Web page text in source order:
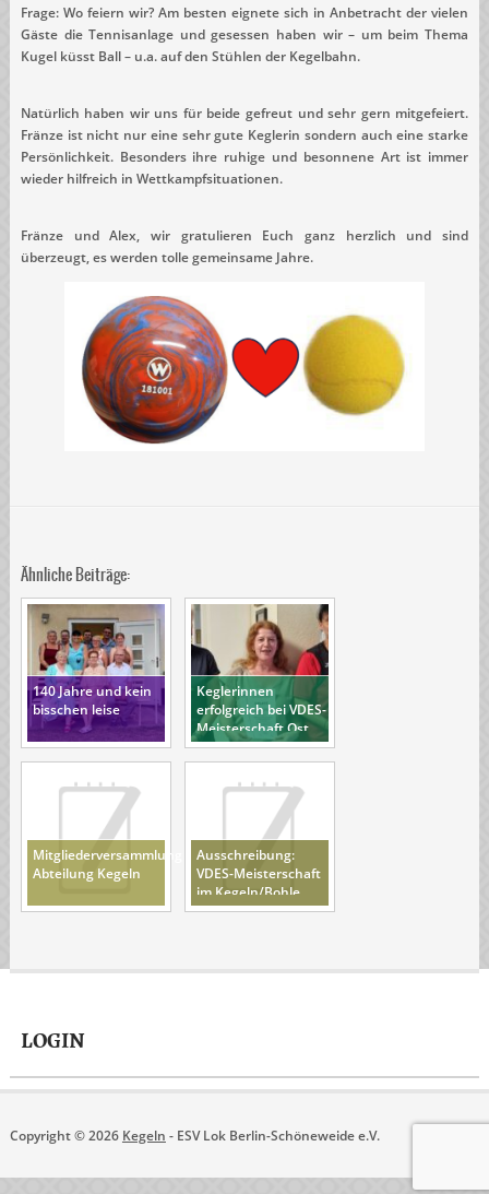
Frage: Wo feiern wir? Am besten eignete sich in Anbetracht der vielen
Gäste die Tennisanlage und gesessen haben wir – um beim Thema
Kugel küsst Ball – u.a. auf den Stühlen der Kegelbahn.
Natürlich haben wir uns für beide gefreut und sehr gern mitgefeiert.
Fränze ist nicht nur eine sehr gute Keglerin sondern auch eine starke
Persönlichkeit. Besonders ihre ruhige und besonnene Art ist immer
wieder hilfreich in Wettkampfsituationen.
Fränze und Alex, wir gratulieren Euch ganz herzlich und sind
überzeugt, es werden tolle gemeinsame Jahre.
Ähnliche Beiträge:
140 Jahre und kein
bisschen leise
Keglerinnen
erfolgreich bei VDES-
Meisterschaft Ost
Mitgliederversammlung
Abteilung Kegeln
Ausschreibung:
VDES-Meisterschaft
im Kegeln/Bohle
(30.6-2.7 in
LOGIN
Copyright © 2026 Kegeln - ESV Lok Berlin-Schöneweide e.V.